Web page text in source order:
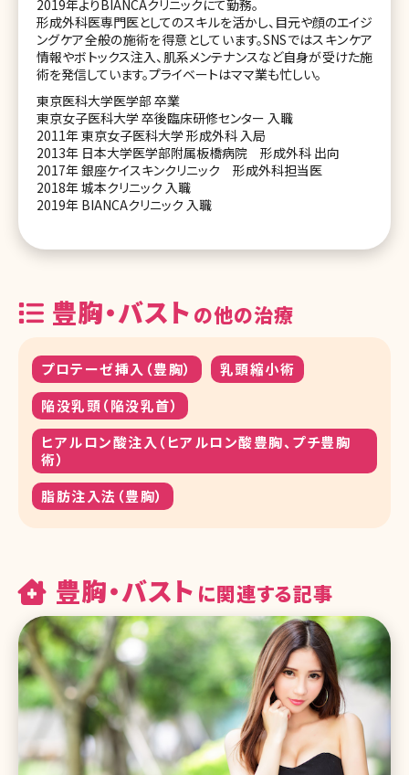
2019年よりBIANCAクリニックにて勤務。
形成外科医専門医としてのスキルを活かし、目元や顔のエイジ
ングケア全般の施術を得意としています。SNSではスキンケア
情報やボトックス注入、肌系メンテナンスなど自身が受けた施
術を発信しています。プライベートはママ業も忙しい。
東京医科大学医学部 卒業
東京女子医科大学 卒後臨床研修センター 入職
2011年 東京女子医科大学 形成外科 入局
2013年 日本大学医学部附属板橋病院 形成外科 出向
2017年 銀座ケイスキンクリニック 形成外科担当医
2018年 城本クリニック 入職
2019年 BIANCAクリニック 入職
豊胸・バスト の他の治療
プロテーゼ挿入（豊胸）
乳頭縮小術
陥没乳頭（陥没乳首）
ヒアルロン酸注入（ヒアルロン酸豊胸、プチ豊胸
術）
脂肪注入法（豊胸）
豊胸・バスト に関連する記事